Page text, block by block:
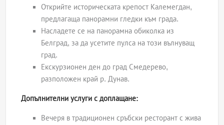
Открийте историческата крепост Калемегдан,
предлагаща панорамни гледки към града.
Насладете се на панорамна обиколка из
Белград, за да усетите пулса на този вълнуващ
град.
Екскурзионен ден до град Смедерево,
разположен край р. Дунав.
Допълнителни услуги с доплащане:
Вечеря в традиционен сръбски ресторант с жива